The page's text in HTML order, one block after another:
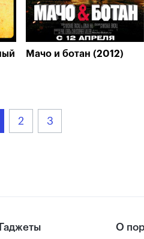
Мачо и ботан (2012)
2 3
Гаджеты О